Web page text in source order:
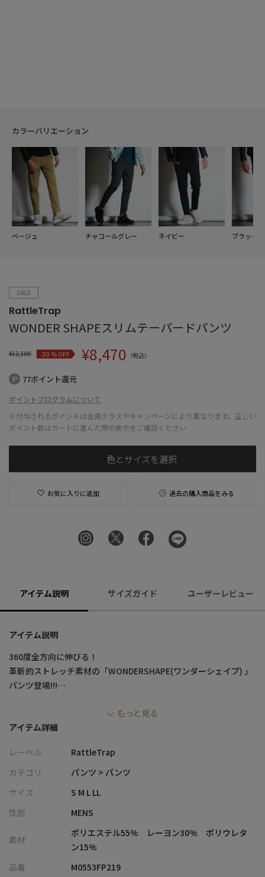
カラーバリエーション
ベージュ チャコールグレー ネイビー ブラック
SALE
RattleTrap
WONDER SHAPEスリムテーパードパンツ
¥12,100 30 % OFF ¥8,470 （税込）
77ポイント還元
ポイントプログラムについて
※付与されるポイントは会員クラスやキャンペーンにより異なります。正しい
ポイント数はカートに進んだ際の表示をご確認ください
色とサイズを選択
お気に入りに追加 過去の購入商品をみる
アイテム説明 サイズガイド ユーザーレビュー
アイテム説明
360度全方向に伸びる！
革新的ストレッチ素材の「WONDERSHAPE(ワンダーシェイプ) 」
パンツ登場!!!
「WONDERSHAPE(ワンダーシェイプ)」は、布帛ツイルの見た目
ながら、
縮する革新的なストレッチ性！
ツです。
従来のストレッチ素材とはひと味違った伸縮性があり、抜群のフ
ィット感があり、
もっと見る
アイテム詳細
レーベル
RattleTrap
カテゴリ
パンツ > パンツ
サイズ
S M L LL
性別
MENS
素材
ポリエステル55% レーヨン30% ポリウレタ
ン15%
品番
M0553FP219